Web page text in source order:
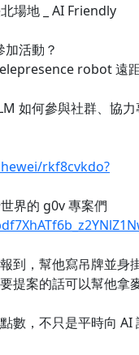
場地 _ AI Friendly
活動？
robot 遠
如何參與社群、協力
rkf8cvkdo?
界的 g0v 專案們
到，幫他寫吊牌並身
提案的話可以幫他拿
數，不只是平時向 AI